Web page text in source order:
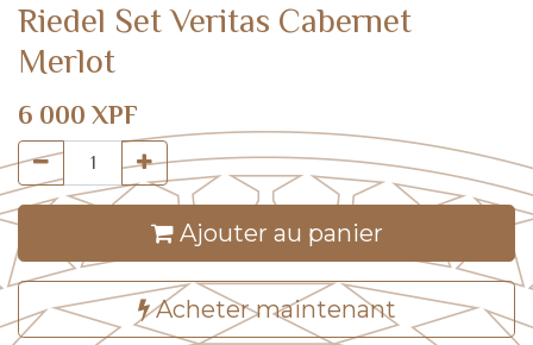
Riedel Set Veritas Cabernet
Merlot
6 000 XPF
Ajouter au panier
Acheter maintenant